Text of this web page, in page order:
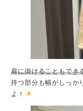
肩に掛けることもでき
持つ部分も幅がしっか
よ！